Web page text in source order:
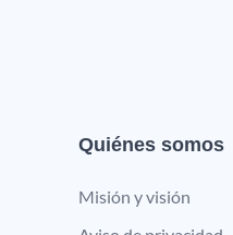
Quiénes somos
Misión y visión